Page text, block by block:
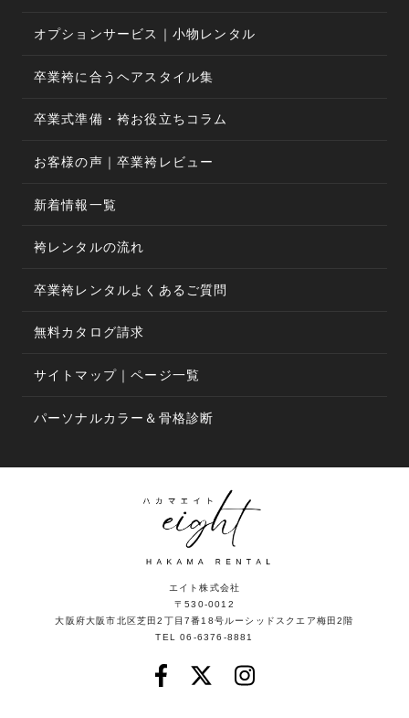
オプションサービス｜小物レンタル
卒業袴に合うヘアスタイル集
卒業式準備・袴お役立ちコラム
お客様の声｜卒業袴レビュー
新着情報一覧
袴レンタルの流れ
卒業袴レンタルよくあるご質問
無料カタログ請求
サイトマップ｜ページ一覧
パーソナルカラー＆骨格診断
エイト株式会社
〒530-0012
大阪府大阪市北区芝田2丁目7番18号ルーシッドスクエア梅田2階
TEL 06-6376-8881